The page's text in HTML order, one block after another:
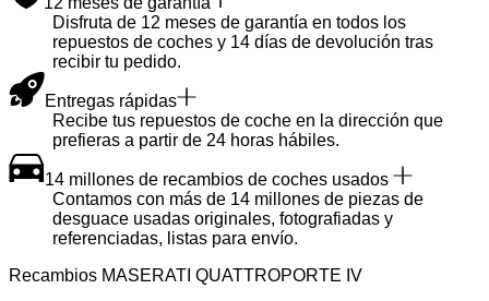
Disfruta de 12 meses de garantía en todos los
repuestos de coches y 14 días de devolución tras
recibir tu pedido.
Entregas rápidas
Recibe tus repuestos de coche en la dirección que
prefieras a partir de 24 horas hábiles.
14 millones de recambios de coches usados
Contamos con más de 14 millones de piezas de
desguace usadas originales, fotografiadas y
referenciadas, listas para envío.
Recambios MASERATI QUATTROPORTE IV